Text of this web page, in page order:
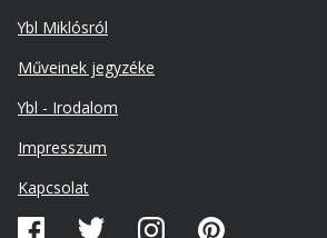
Ybl Miklósról
Műveinek jegyzéke
Ybl - Irodalom
Lábléc
másodlagos
Impresszum
Kapcsolat
Közösségi